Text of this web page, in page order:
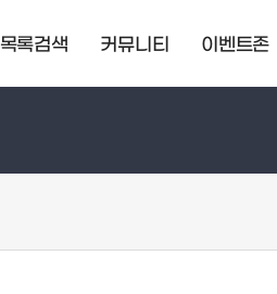
목록검색 커뮤니티 이벤트존